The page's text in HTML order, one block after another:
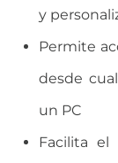
y
Permite
desde
un PC
Facilita